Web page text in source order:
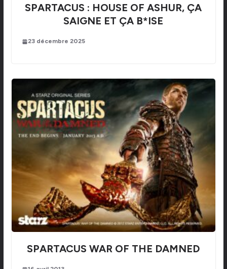
SPARTACUS : HOUSE OF ASHUR, ÇA
SAIGNE ET ÇA B*ISE
23 décembre 2025
SPARTACUS WAR OF THE DAMNED